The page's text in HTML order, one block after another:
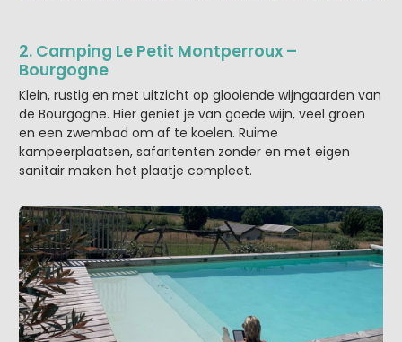
2. Camping Le Petit Montperroux –
Bourgogne
Klein, rustig en met uitzicht op glooiende wijngaarden van
de Bourgogne. Hier geniet je van goede wijn, veel groen
en een zwembad om af te koelen. Ruime
kampeerplaatsen, safaritenten zonder en met eigen
sanitair maken het plaatje compleet.